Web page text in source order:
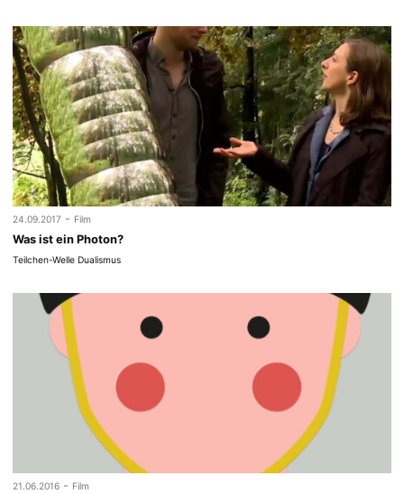
24.09.2017 - Film
Was ist ein Photon?
Teilchen-Welle Dualismus
21.06.2016 - Film